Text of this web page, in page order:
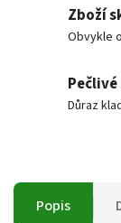
Zboží
Obvykle
Důraz
Popis